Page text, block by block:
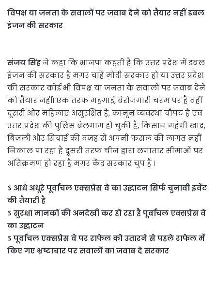
विपक्ष या जनता के सवालों पर जवाब देने को तैयार नहीं डबल
इंजन की सरकार
संजय सिंहने कहा कि भाजपा कहती है कि उत्तर प्रदेश में डबल
इंजन की सरकार है मगर चाहे मोदी सरकार हो या उत्तर प्रदेश
की सरकार कोई भी विपक्ष या जनता के सवालों पर जवाब देने
को तैयार नहीं। एक तरफ महंगाई, बेरोजगारी चरम पर है वहीं
दूसरी ओर महिलाएं असुरक्षित है, कानून व्यवस्था चौपट है एवं
उत्तर प्रदेश की पुलिस बेलगाम हो चुकी है, किसान महंगी खाद,
बिजली और सिंचाई की वजह से अपनी फसल की लागत नहीं
निकाल पा रहा है दूसरी तरफ चीन द्वारा लगातार सीमाओं पर
अतिक्रमण हो रहा है मगर केंद्र सरकार चुप है ।
ऽ आधे अधूरे पूर्वांचल एक्सप्रेस वे का उद्घाटन सिर्फ चुनावी इवेंट
की तैयारी है
ऽ सुरक्षा मानकों की अनदेखी कर हो रहा है पूर्वांचल एक्सप्रेस वे
का उद्घाटन
ऽ पूर्वांचल एक्सप्रेस वे पर राफेल को उतारने से पहले राफेल में
किए गए भ्रष्टाचार पर सवालों का जवाब दे सरकार